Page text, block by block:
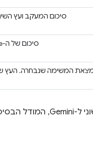
סיכום המעקב ועץ
סיכום של ה-Trace, ומפתח הבקשה וחותמת הזמן שנבחרו
המשימה שנבחרה. העץ